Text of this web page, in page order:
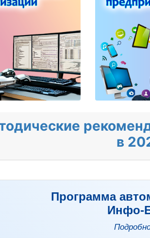
в
Программа
Инфо-